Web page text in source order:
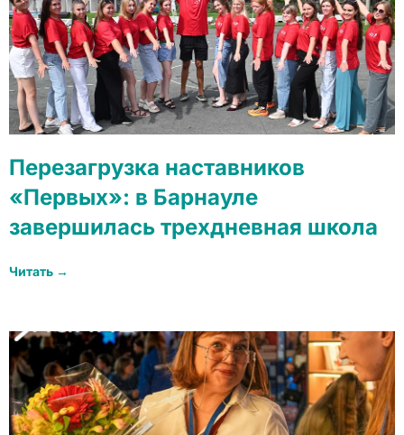
Перезагрузка наставников
«Первых»: в Барнауле
завершилась трехдневная школа
Читать →